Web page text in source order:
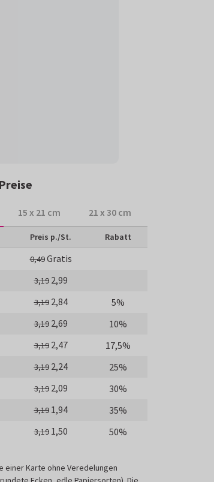
15 x 21 cm 21 x 30 cm
Preis p./St. Rabatt
0,49Gratis
3,19 2,99
3,19 2,84
5%
3,19 2,69
10%
3,19 2,47
17,5%
3,19 2,24
25%
3,19 2,09
30%
3,19 1,94
35%
3,19 1,50 50%
einer Karte ohne Veredelungen